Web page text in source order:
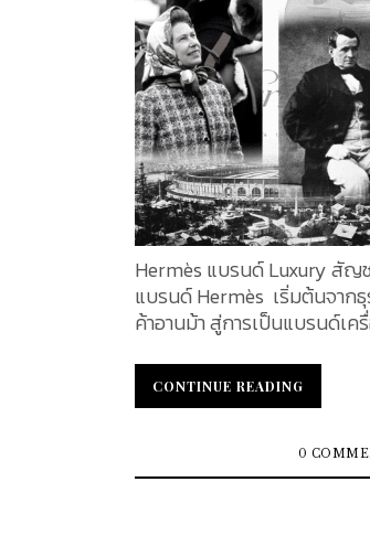
Hermès แบรนด์ Luxury สัญ
แบรนด์ Hermès เริ่มต้นจาก
ค้าอานม้า สู่การเป็นแบรนด์เ
วามสำเร็จของ Hermès ภายใ
กระดาษสีส้มที่คุ้นตา ร่วมเดินท
ยาวนานถึง 182 ปี ไปกับอาชา
CONTINUE READING
CONTINUE READING
0